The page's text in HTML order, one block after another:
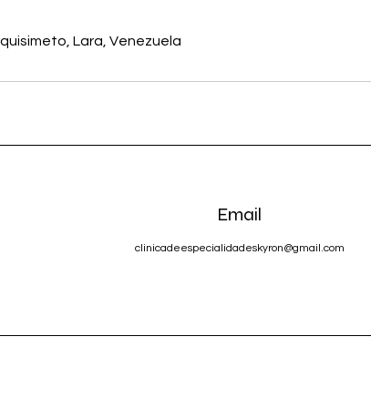
Lara, Venezuela
Email
clinicadeespecialidadeskyron@gmail.com